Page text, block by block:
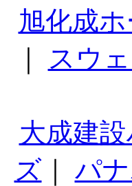
旭化成
スウ
大成建
ズ｜ パ